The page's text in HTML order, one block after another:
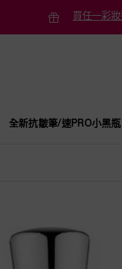
買任一彩
全新抗皺筆/速PRO小黑瓶